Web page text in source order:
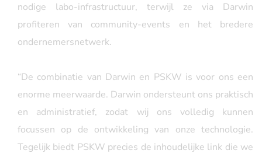
nodige labo-infrastructuur, terwijl ze via Darwin
profiteren van community-events en het bredere
ondernemersnetwerk.
“De combinatie van Darwin en PSKW is voor ons een
enorme meerwaarde. Darwin ondersteunt ons praktisch
en administratief, zodat wij ons volledig kunnen
focussen op de ontwikkeling van onze technologie.
Tegelijk biedt PSKW precies de inhoudelijke link die we